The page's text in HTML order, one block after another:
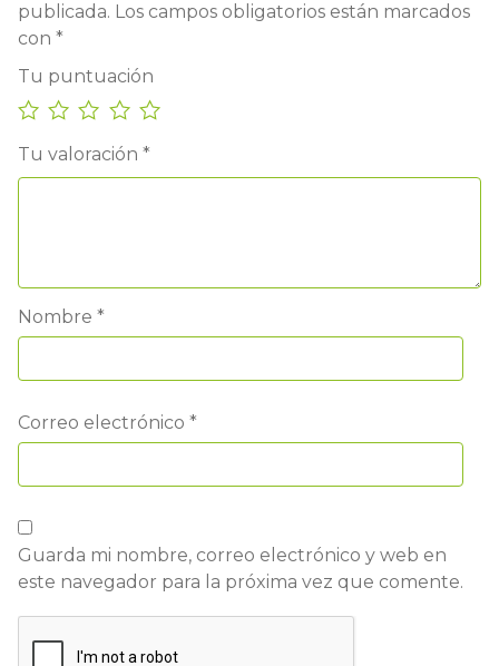
publicada. Los campos obligatorios están marcados
con *
Tu puntuación
Tu valoración *
Nombre *
Correo electrónico *
Guarda mi nombre, correo electrónico y web en
este navegador para la próxima vez que comente.